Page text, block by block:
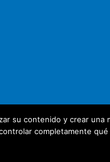
su contenido y crear
completamente